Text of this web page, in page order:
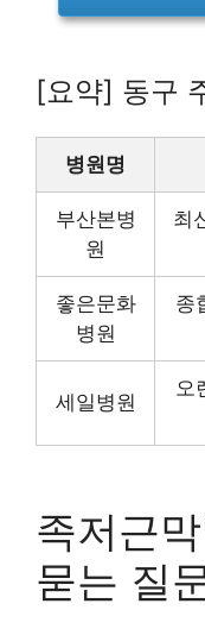
[요약] 동구
병원명
부산본병
원
최
좋은문화
병원
종
세일병원
오
족저근
묻는 질